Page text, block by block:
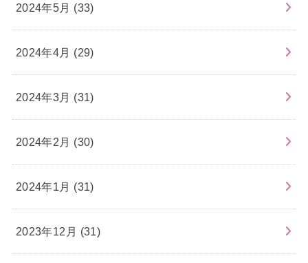
2024年5月 (33)
2024年4月 (29)
2024年3月 (31)
2024年2月 (30)
2024年1月 (31)
2023年12月 (31)